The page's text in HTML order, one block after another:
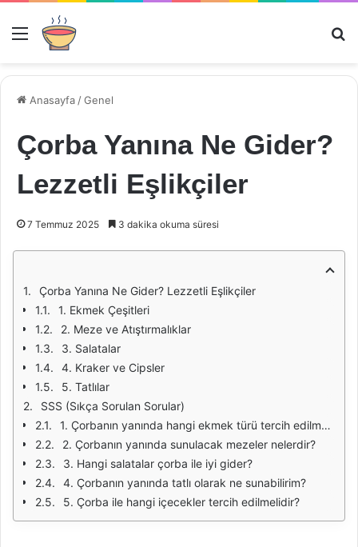
Menü
Anasayfa /Genel
Çorba Yanına Ne Gider?
Lezzetli Eşlikçiler
7 Temmuz 2025 3 dakika okuma süresi
Çorba Yanına Ne Gider? Lezzetli Eşlikçiler
1. Ekmek Çeşitleri
2. Meze ve Atıştırmalıklar
3. Salatalar
4. Kraker ve Cipsler
5. Tatlılar
SSS (Sıkça Sorulan Sorular)
1. Çorbanın yanında hangi ekmek türü tercih edilmelidir?
2. Çorbanın yanında sunulacak mezeler nelerdir?
3. Hangi salatalar çorba ile iyi gider?
4. Çorbanın yanında tatlı olarak ne sunabilirim?
5. Çorba ile hangi içecekler tercih edilmelidir?